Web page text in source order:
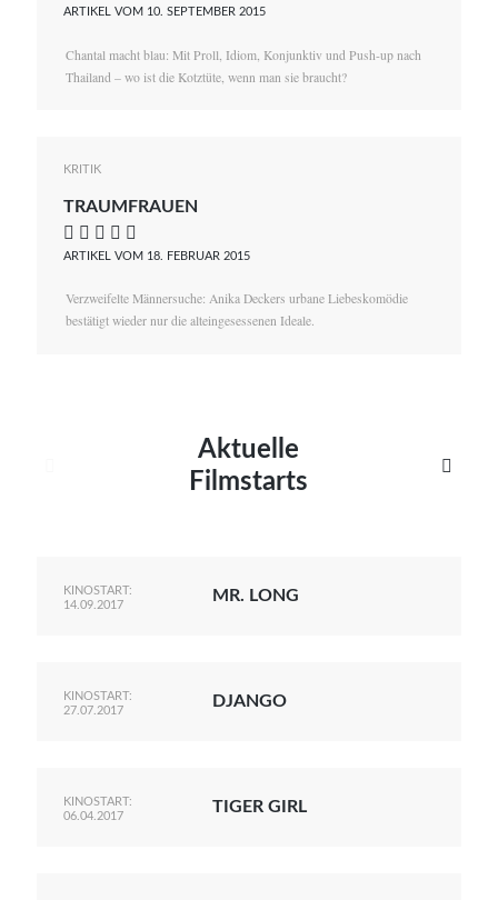
ARTIKEL VOM 10. SEPTEMBER 2015
Chantal macht blau: Mit Proll, Idiom, Konjunktiv und Push-up nach
Thailand – wo ist die Kotztüte, wenn man sie braucht?
KRITIK
TRAUMFRAUEN
    
ARTIKEL VOM 18. FEBRUAR 2015
Verzweifelte Männersuche: Anika Deckers urbane Liebeskomödie
bestätigt wieder nur die alteingesessenen Ideale.
Aktuelle
Filmstarts

KINOSTART:
14.09.2017
MR. LONG
KINOSTART:
27.07.2017
DJANGO
KINOSTART:
06.04.2017
TIGER GIRL